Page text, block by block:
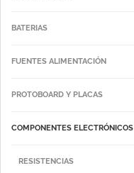
BATERIAS
FUENTES ALIMENTACIÓN
PROTOBOARD Y PLACAS
COMPONENTES ELECTRÓNICOS
RESISTENCIAS